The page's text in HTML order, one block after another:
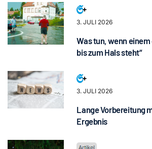
3. JULI 2026
Was tun, wenn einem
bis zum Hals steht“
3. JULI 2026
Lange Vorbereitung
Ergebnis